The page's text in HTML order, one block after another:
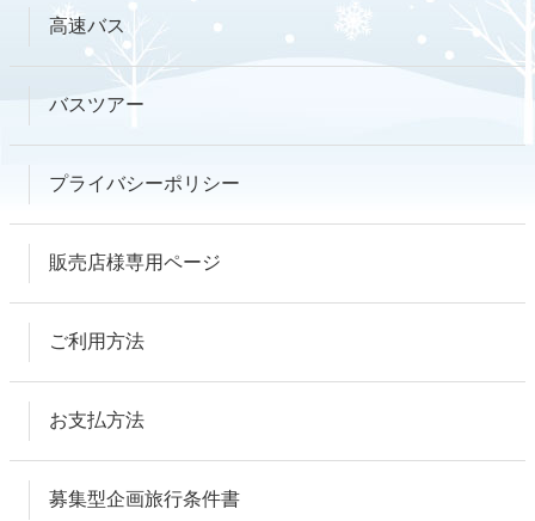
高速バス
バスツアー
プライバシーポリシー
販売店様専用ページ
ご利用方法
お支払方法
募集型企画旅行条件書